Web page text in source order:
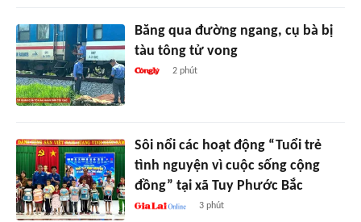
Băng qua đường ngang, cụ bà bị
tàu tông tử vong
2 phút
Sôi nổi các hoạt động “Tuổi trẻ
tình nguyện vì cuộc sống cộng
đồng” tại xã Tuy Phước Bắc
3 phút